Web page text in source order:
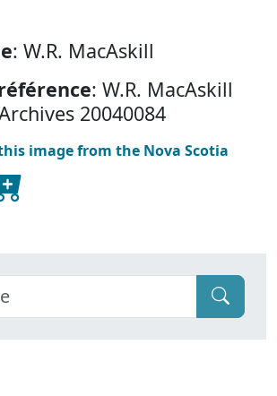
: W.R. MacAskill
: W.R. MacAskill
20040084
image from the Nova Scotia